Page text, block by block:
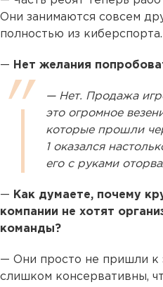
Они занимаются совсем
полностью из киберспорта.
— Нет желания
— Нет. Продажа
это огромное
которые прошли
1 оказался
его с руками
— Как думаете, почему
компании не хотят
команды?
— Они просто не пришли к
слишком консервативны,